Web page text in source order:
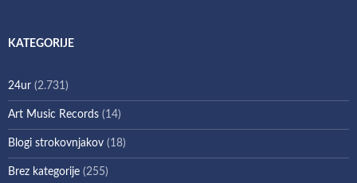
KATEGORIJE
24ur (2.731)
Art Music Records (14)
Blogi strokovnjakov (18)
Brez kategorije (255)